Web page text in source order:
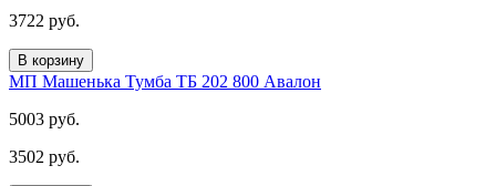
3722 руб.
В корзину
МП Машенька Тумба ТБ 202 800 Авалон
5003 руб.
3502 руб.